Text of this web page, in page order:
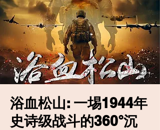
浴血松山: 一埸1944年
史诗级战斗的360°沉